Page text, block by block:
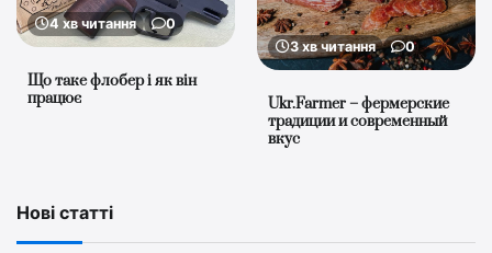
4 хв читання 0
Що таке флобер і як він
працює
3 хв читання 0
Ukr.Farmer – фермерские
традиции и современный
вкус
Нові статті